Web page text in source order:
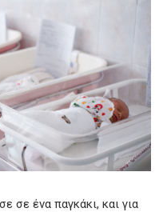
σε ένα παγκάκι, και για